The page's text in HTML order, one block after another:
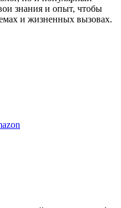
знания и опыт, чтобы
и жизненных вызовах.